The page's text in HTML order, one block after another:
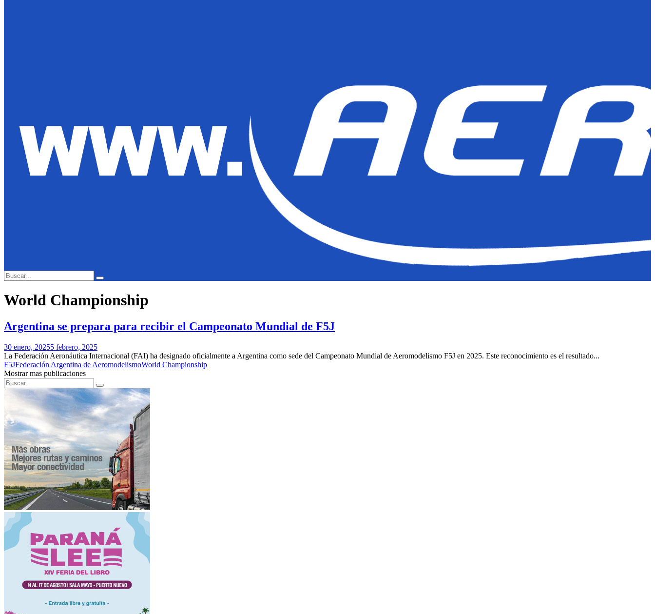
Search
for:
Search
World Championship
Argentina se prepara para recibir el Campeonato Mundial de F5J
30 enero, 20255 febrero, 2025
La Federación Aeronáutica Internacional (FAI) ha designado oficialmente a Argentina como sede del Campeonato Mundial de Aeromodelismo F5J en 2025. Este reconocimiento es el resultado...
F5JFederación Argentina de AeromodelismoWorld Championship
Mostrar mas publicaciones
Search
for:
Search